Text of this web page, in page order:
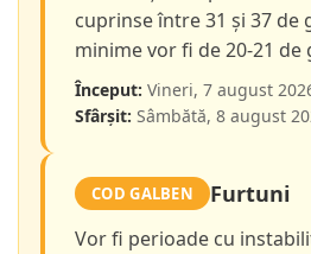
cuprinse între 31 și 37 de
minime vor fi de 20-21 de
Început: Vineri, 7 august
Sfârșit: Sâmbătă, 8 august
COD GALBEN Furtuni
Vor fi perioade cu